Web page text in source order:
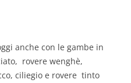
anche con le gambe in
rovere wenghè,
ciliegio e rovere tinto